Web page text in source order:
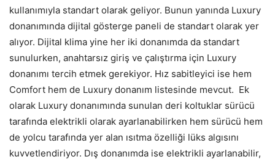
kullanımıyla standart olarak geliyor. Bunun yanında Luxury
donanımında dijital gösterge paneli de standart olarak yer
alıyor. Dijital klima yine her iki donanımda da standart
sunulurken, anahtarsız giriş ve çalıştırma için Luxury
donanımı tercih etmek gerekiyor. Hız sabitleyici ise hem
Comfort hem de Luxury donanım listesinde mevcut. Ek
olarak Luxury donanımında sunulan deri koltuklar sürücü
tarafında elektrikli olarak ayarlanabilirken hem sürücü hem
de yolcu tarafında yer alan ısıtma özelliği lüks algısını
kuvvetlendiriyor. Dış donanımda ise elektrikli ayarlanabilir,